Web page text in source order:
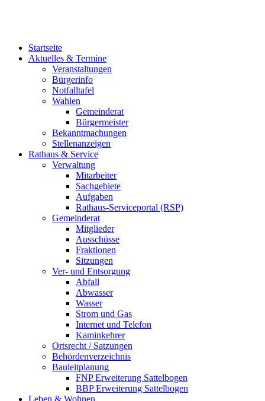
Startseite
Aktuelles & Termine
Veranstaltungen
Bürgerinfo
Notfalltafel
Wahlen
Gemeinderat
Bürgermeister
Bekanntmachungen
Stellenanzeigen
Rathaus & Service
Verwaltung
Mitarbeiter
Sachgebiete
Aufgaben
Rathaus-Serviceportal (RSP)
Gemeinderat
Mitglieder
Ausschüsse
Fraktionen
Sitzungen
Ver- und Entsorgung
Abfall
Abwasser
Wasser
Strom und Gas
Internet und Telefon
Kaminkehrer
Ortsrecht / Satzungen
Behördenverzeichnis
Bauleitplanung
FNP Erweiterung Sattelbogen
BBP Erweiterung Sattelbogen
Leben & Wohnen